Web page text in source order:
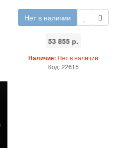
Нет в наличии
53 855 р.
Наличие: Нет в наличии
Код: 22615